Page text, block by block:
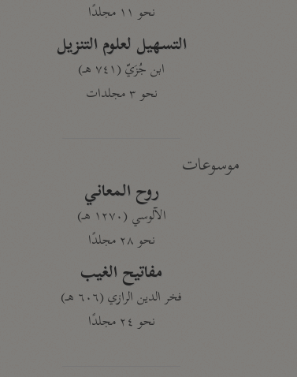
نحو ١١ مجلدًا
التسهيل لعلوم التنزيل
ابن جُزَيّ (٧٤١ هـ)
نحو ٣ مجلدات
موسوعات
روح المعاني
الآلوسي (١٢٧٠ هـ)
نحو ٢٨ مجلدًا
مفاتيح الغيب
فخر الدين الرازي (٦٠٦ هـ)
نحو ٢٤ مجلدًا